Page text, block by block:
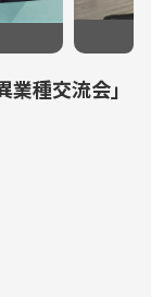
種交流会」